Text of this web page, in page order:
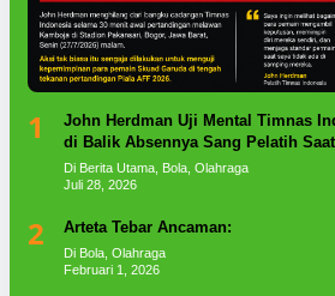
1
John Herdman Uji Mental Timnas
di Balik Absennya Sang Pelatih
Di Berita Utama, Bola, Olahraga
Juli 28, 2026
2 Arteta Tebar Ancaman:
Di Bola, Olahraga
Februari 1, 2026